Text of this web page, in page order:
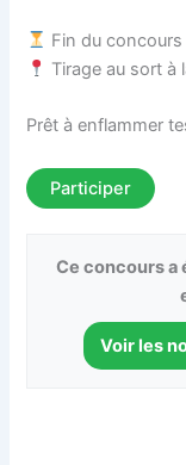
Fin du
Tirage au sort à
Prêt à enflammer
Participer
Ce concours a
Voir les